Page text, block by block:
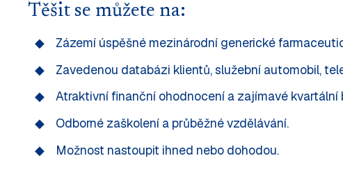
Těšit se můžete na:
Zázemí úspěšné mezinárodní generické
Zavedenou databázi klientů, služební automobil,
Atraktivní finanční ohodnocení a zajímavé kvartální
Odborné zaškolení a průběžné vzdělávání.
Možnost nastoupit ihned nebo dohodou.